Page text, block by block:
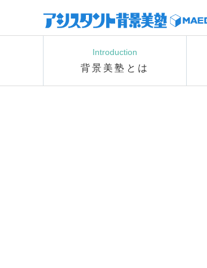
Introduction
背景美塾とは